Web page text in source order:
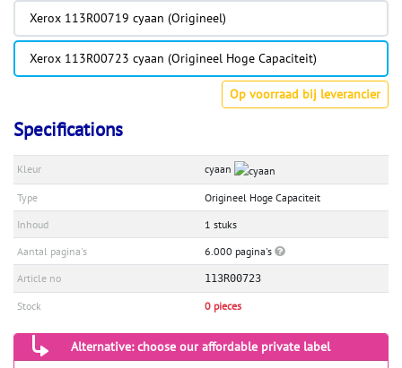
Xerox 113R00719 cyaan (Origineel)
Xerox 113R00723 cyaan (Origineel Hoge Capaciteit)
Op voorraad bij leverancier
Specifications
Kleur cyaan
Type
Origineel Hoge Capaciteit
Inhoud
1 stuks
Aantal pagina's
6.000 pagina's
Article no
113R00723
Stock 0 pieces
Alternative: choose our affordable private label